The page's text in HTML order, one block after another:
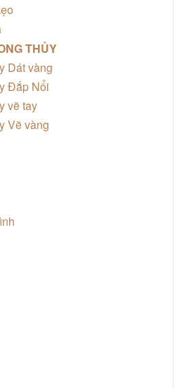
THỦY
Dát vàng
Đắp Nổi
vẽ tay
Vẽ vàng